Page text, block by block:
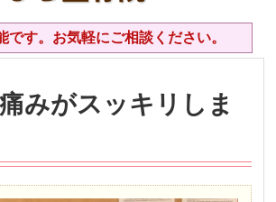
です。お気軽にご相談ください。
みがスッキリしま